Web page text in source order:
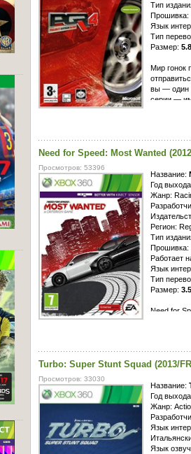
Тип
Прошивка:
Язык
Тип
Размер:
Мир гонок
вы — один
серии —
в одном
Need for Speed: Most Wanted
Просмотров: 53396
Название:
Год
Жанр:
Регион:
Тип
Прошивка:
Работает
Язык
Тип
Размер:
Need for
заездам,
также
для
ожидания,
лишь
финиша
потратить
Turbo: Super Stunt Squad (2013/
Просмотров: 33030
Название:
Год
Жанр:
Язык
Язык